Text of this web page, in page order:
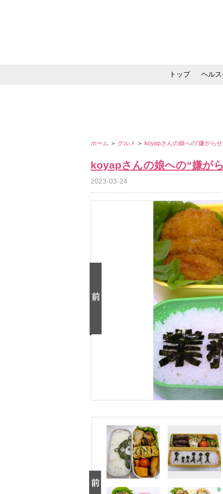
トップ ヘル
ホーム ＞ グルメ ＞ koyapさんの娘への“嫌がら
koyapさんの娘への“嫌が
2023-03-24